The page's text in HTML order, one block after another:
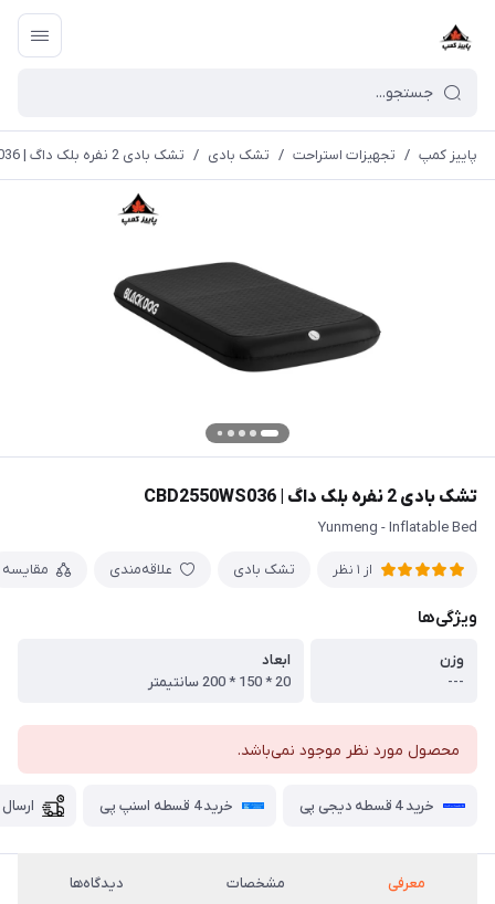
پاییز کمپ / تجهیزات استراحت / تشک بادی / تشک بادی 2 نفره بلک داگ | CBD2550WS036
تشک بادی 2 نفره بلک داگ | CBD2550WS036
Yunmeng - Inflatable Bed
از 1 نظر تشک بادی علاقه‌مندی مقایسه
ویژگی‌ها
وزن
---
ابعاد
20 * 150 * 200 سانتیمتر
محصول مورد نظر موجود نمی‌باشد.
خرید 4 قسطه دیجی پی خرید 4 قسطه اسنپ پی
معرفی مشخصات دیدگاه‌ها